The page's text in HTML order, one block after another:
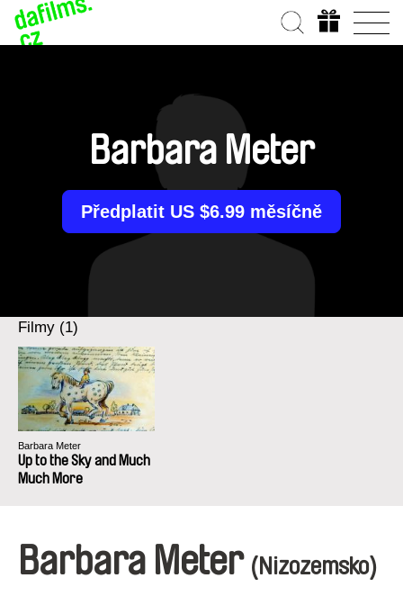
Barbara Meter
Předplatit US $6.99 měsíčně
Filmy (1)
Barbara Meter
Up to the Sky and Much
Much More
Barbara Meter (Nizozemsko)